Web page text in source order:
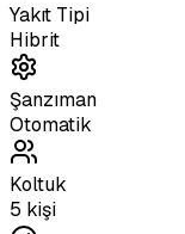
Yakıt Tipi
Hibrit
Şanzıman
Otomatik
Koltuk
5 kişi